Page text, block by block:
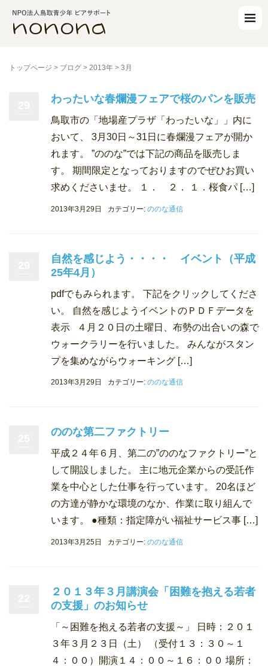
トップページ > ブログ > 2013年 > 3月
わったいな春爛漫フェアで桜のパンを販売
鳥取市の「地場産プラザ「わったいな」」内に
おいて、 3月30日～31日に春爛漫フェアが開か
れます。 ”ののな”では下記の商品を販売しま
す。 期間限定となっておりますのでぜひお買い
求めくださいませ。 １． ２． １．桜食パ […]
2013年3月29日 カテゴリー: ののな通信
自然を感じよう・・・・ イベント（平成
25年4月）
pdfでもみられます。 下記をクリックしてくださ
い。 自然を感じようイベントのＰＤＦデータを
表示 ４月２０日の土曜日、布勢の出合いの森で
ウォークラリーを行いました。 みんながスタン
プを集めながらウォーキング […]
2013年3月29日 カテゴリー: ののな通信
ののな第二ファクトリー
平成２４年６月、第二の”ののなファクトリー”と
して開設しました。 主に地元企業からの受託作
業を中心とした仕事を行っています。 20名ほど
の方達が静かな環境のなか、作業に取り組んで
います。 ●種類：指定障がい福祉サービス事 […]
2013年3月25日 カテゴリー: ののな通信
２０１３年３月講演会「困難を抱える若者
の支援」のお知らせ
「～困難を抱える若者の支援～」 日時：２０１
３年３月２３日（土） （受付１３：３０～１
４：００）開演１４：００～１６：００ 場所：